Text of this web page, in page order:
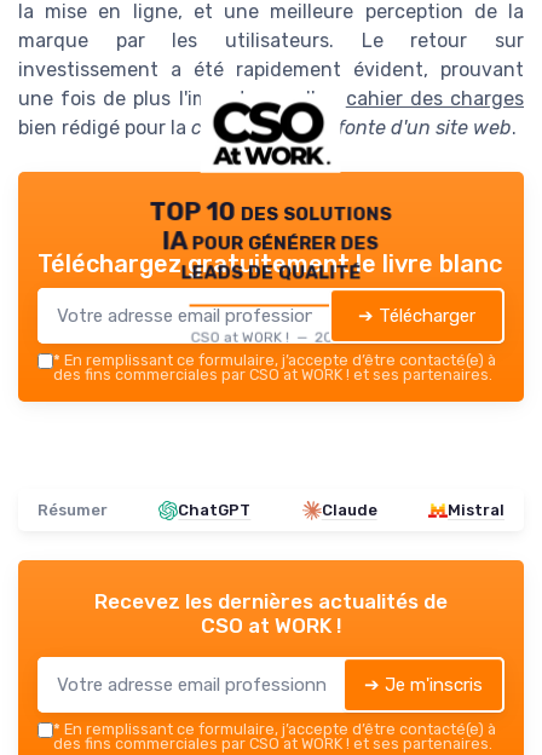
la mise en ligne, et une meilleure perception de la
marque par les utilisateurs. Le retour sur
investissement a été rapidement évident, prouvant
une fois de plus l'importance d'un cahier des charges
bien rédigé pour la créationou la refonte d'un site web.
TOP 10 des solutions
IA pour générer des
leads de qualité
CSO at WORK ! — 2026
Téléchargez gratuitement le livre blanc
➔ Télécharger
* En remplissant ce formulaire, j’accepte d’être contacté(e) à
des fins commerciales par CSO at WORK ! et ses partenaires.
Résumer ChatGPT Claude Mistral
Recevez les dernières actualités de
CSO at WORK !
➔ Je m'inscris
* En remplissant ce formulaire, j’accepte d’être contacté(e) à
des fins commerciales par CSO at WORK ! et ses partenaires.